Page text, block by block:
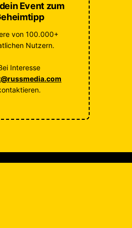
Event zum
von 100.000+
Nutzern.
Interesse